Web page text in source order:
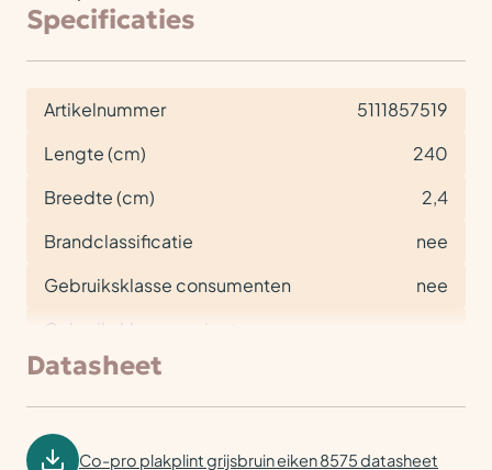
Specificaties
Artikelnummer
5111857519
Lengte (cm)
240
Breedte (cm)
2,4
Brandclassificatie
nee
Gebruiksklasse consumenten
nee
Gebruiksklasse project
Datasheet
Co-pro plakplint grijsbruin eiken 8575 datasheet